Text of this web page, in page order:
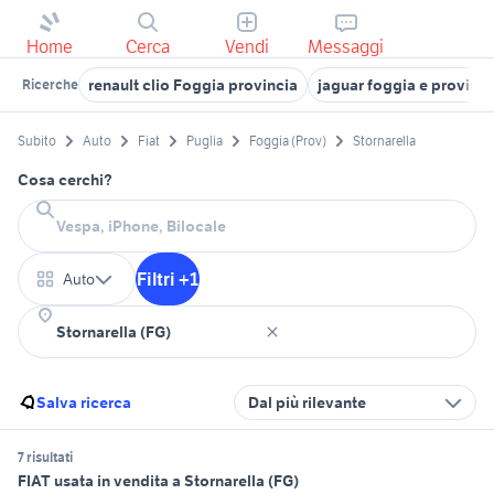
Home Cerca Vendi Messaggi
Ricerche renault clio Foggia provincia jaguar foggia e
Subito Auto Fiat Puglia Foggia (Prov) Stornarella
Cosa cerchi?
Auto Filtri +1
Salva ricerca Dal più rilevante
7 risultati
FIAT usata in vendita a Stornarella (FG)